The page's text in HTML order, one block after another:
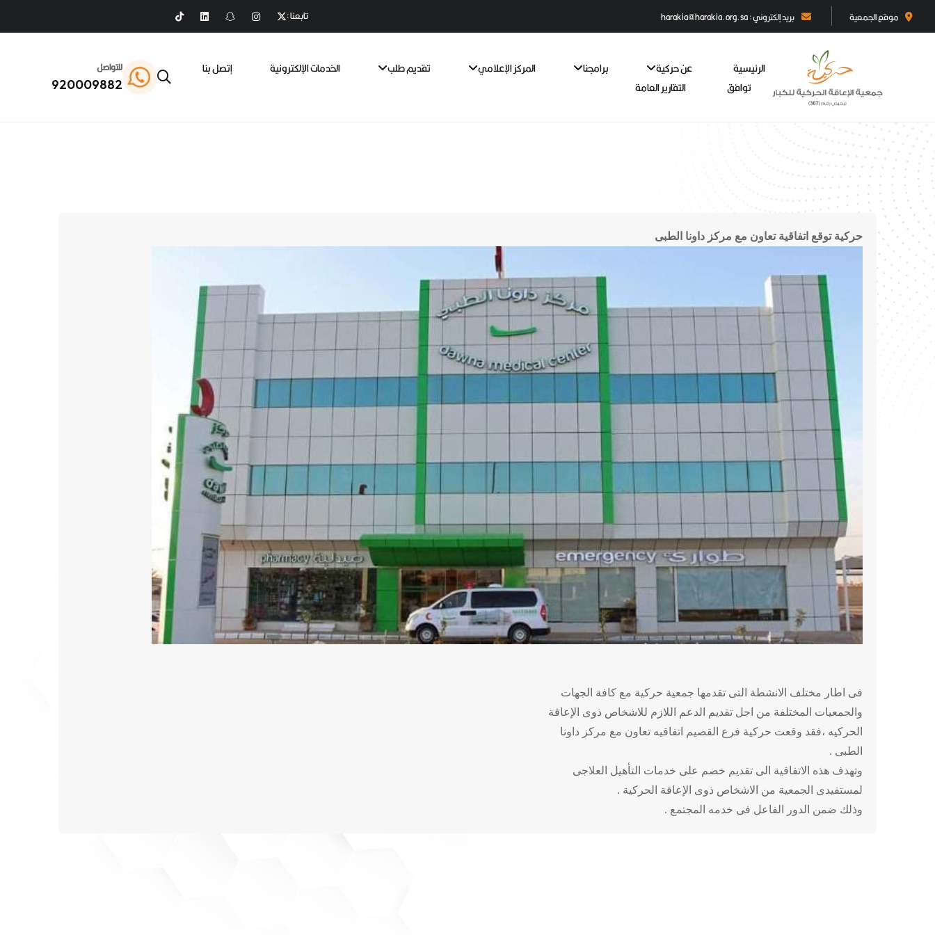
موقع الجمعية بريد إلكتروني : harakia@harakia.org.sa تابعنا :
الرئيسية عن حركية برامجنا المركز الإعلامي تقديم طلب الخدمات الإلكترونية
إتصل بنا
توافق
التقارير العامة
للتواصل
920009882
حركية توقع اتفاقية تعاون مع مركز داونا الطبى
فى اطار مختلف الانشطة التى تقدمها جمعية حركية مع كافة الجهات
والجمعيات المختلفة من اجل تقديم الدعم اللازم للاشخاص ذوى الإعاقة
الحركيه ،فقد وقعت حركية فرع القصيم اتفاقيه تعاون مع مركز داونا
الطبى .
وتهدف هذه الاتفاقية الى تقديم خصم على خدمات التأهيل العلاجى
لمستفيدى الجمعية من الاشخاص ذوى الإعاقة الحركية .
وذلك ضمن الدور الفاعل فى خدمه المجتمع .